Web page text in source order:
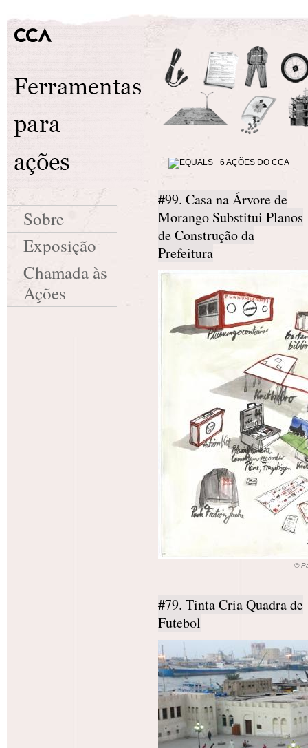
6 AÇÕES DO CCA
#99. Casa na Árvore de
Morango Substitui Planos
de Construção da
Prefeitura
©
#79. Tinta Cria Quadra de
Futebol
Sobre
Exposição
Chamada às
Ações